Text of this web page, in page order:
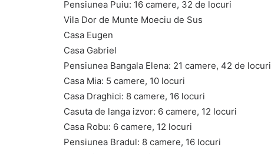
Pensiunea Puiu: 16 camere, 32 de locuri
Vila Dor de Munte Moeciu de Sus
Casa Eugen
Casa Gabriel
Pensiunea Bangala Elena: 21 camere, 42 de locuri
Casa Mia: 5 camere, 10 locuri
Casa Draghici: 8 camere, 16 locuri
Casuta de langa izvor: 6 camere, 12 locuri
Casa Robu: 6 camere, 12 locuri
Pensiunea Bradul: 8 camere, 16 locuri